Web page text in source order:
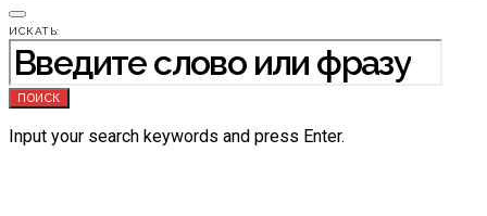
ИСКАТЬ:
ПОИСК
Input your search keywords and press Enter.